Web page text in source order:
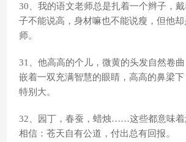
30、我的语文老师总是扎着一个辫子，
子不能说高，身材嘛也不能说瘦，但他
师。
31、他高高的个儿，微黄的头发自然卷
嵌着一双充满智慧的眼睛，高高的鼻梁
特别大。
32、园丁，春蚕，蜡烛……这些都意味着
相信：苍天自有公道，付出总有回报。